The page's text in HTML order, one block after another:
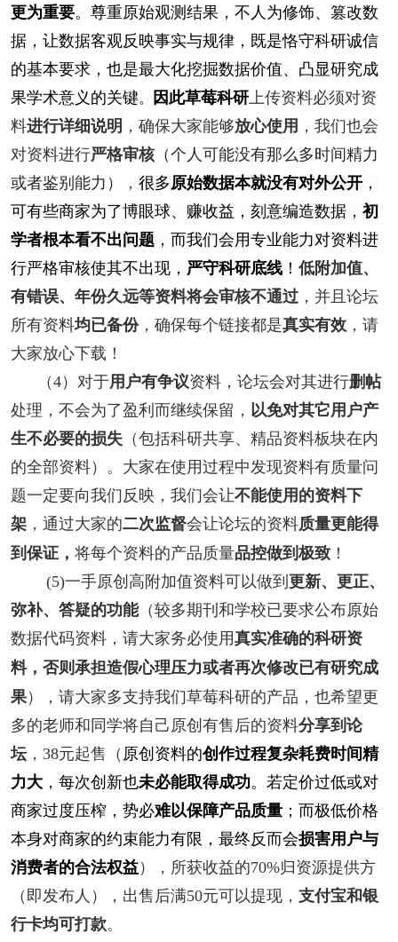
更为重要。尊重原始观测结果，不人为修饰、篡改数
据，让数据客观反映事实与规律，既是恪守科研诚信
的基本要求，也是最大化挖掘数据价值、凸显研究成
果学术意义的关键。 因此草莓科研上传资料必须对资
料进行详细说明 ，确保大家能够放心使用 ，我们也会
对资料进行严格审核（个人可能没有那么多时间精力
或者鉴别能力）
， 很多原始数据本就没有对外公开 ，
可有些商家为了博眼球、赚收益，刻意编造数据， 初
学者根本看不出问题 ，而我们会用专业能力对资料进
行严格审核使其不出现， 严守科研底线 ！ 低附加值、
有错误、年份久远等资料将会审核不通过 ，并且论坛
所有资料均已备份，确保每个链接都是真实有效 ，请
大家放心下载！
（4）对于用户有争议资料，论坛会对其进行删帖
处理，不会为了盈利而继续保留， 以免对其它用户产
生不必要的损失 （包括科研共享、精品资料板块在内
的全部资料） 。大家在使用过程中发现资料有质量问
题一定要向我们反映，我们会让不能使用的资料下
架 ，通过大家的二次监督会让论坛的资料质量更能得
到保证， 将每个资料的产品质量品控做到极致 ！
(5)一手原创高附加值资料可以做到 更新、更正、
弥补、答疑的功能（较多期刊和学校已要求公布原始
数据代码资料，请大家务必使用真实准确的科研资
料， 否则承担造假心理压力或者再次修改已有研究成
果），请大家多支持我们草莓科研的产品，也希望更
多的老师和同学将自己原创有售后的资料分享到论
坛，38元起售 （ 原创资料的创作过程复杂耗费时间精
力大 ，每次创新也未必能取得成功。若定价过低或对
商家过度压榨，势必难以保障产品质量 ；而极低价格
本身对商家的约束能力有限，最终反而会损害用户与
消费者的合法权益） ， 所获收益的70%归资源提供方
（即发布人）， 出售后满50元可以提现， 支付宝和银
行卡均可打款。